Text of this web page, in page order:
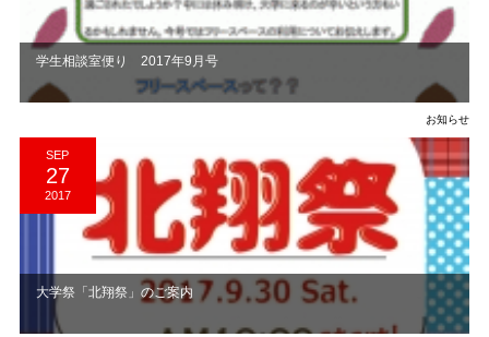
学生相談室便り 2017年9月号
お知らせ
SEP
27
2017
大学祭「北翔祭」のご案内